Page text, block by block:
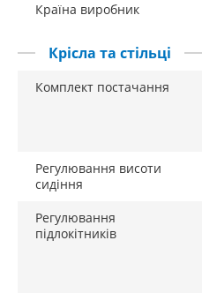
Країна виробник
Крісла та стільці
Комплект постачання
Регулювання висоти
сидіння
Регулювання
підлокітників